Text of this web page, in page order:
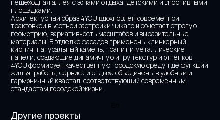
пешеходная аллея с зонами отдыха, детскими и спортивными
площадками.
Архитектурный образ 4YOU вдохновлён современной
трактовкой высотной застройки Чикаго и сочетает строгую
геометрию, вариативность масштабов и выразительные
материалы. В отделке фасадов применены клинкерный
кирпич, натуральный камень, гранит и металлические
панели, создающие динамичную игру текстур и оттенков.
4YOU формирует качественную городскую среду, где функции
жилья, работы, сервиса и отдыха объединены в удобный и
гармоничный квартал, соответствующий современным
стандартам городской жизни.
Другие проекты